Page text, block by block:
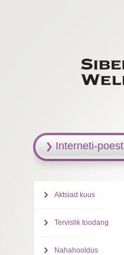
Interneti-poest
Aktsiad kuus
Tervislik toodang
Nahahooldus